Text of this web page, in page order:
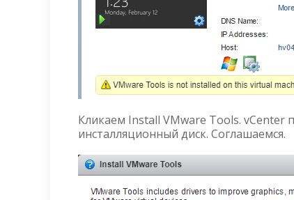
Кликаем Install VMware Tools.
инсталляционный диск. Соглашаемся.